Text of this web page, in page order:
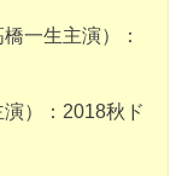
橋一生主演）：
）：2018秋ド